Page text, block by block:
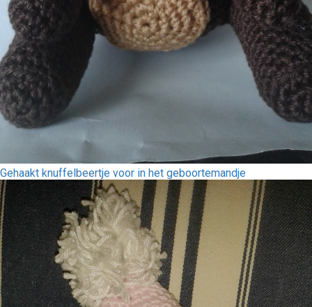
Gehaakt knuffelbeertje voor in het geboortemandje